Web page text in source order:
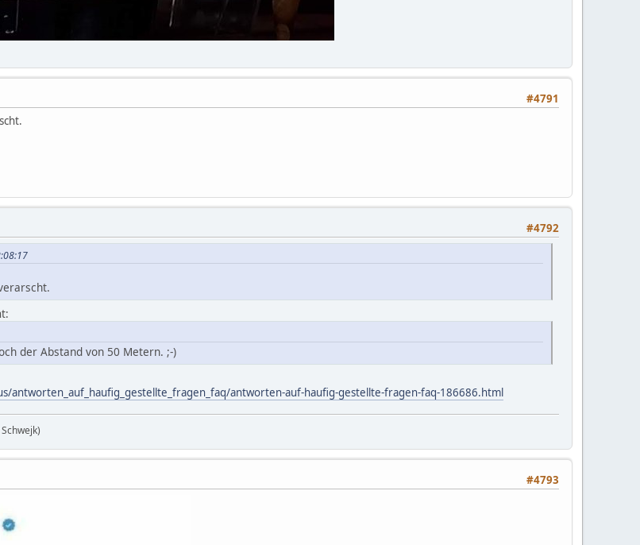
#4791
#4792
der Abstand von 50 Metern. ;-)
antworten_auf_haufig_gestellte_fragen_faq/antworten-auf-haufig-gestellte-fragen-faq-186686.html
#4793